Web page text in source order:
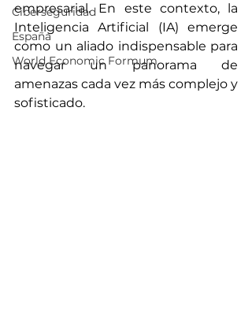
Ciberseguridad
España
World Economic Formum
empresarial. En este contexto, la
Inteligencia Artificial (IA) emerge
como un aliado indispensable para
navegar un panorama de
amenazas cada vez más complejo y
sofisticado.